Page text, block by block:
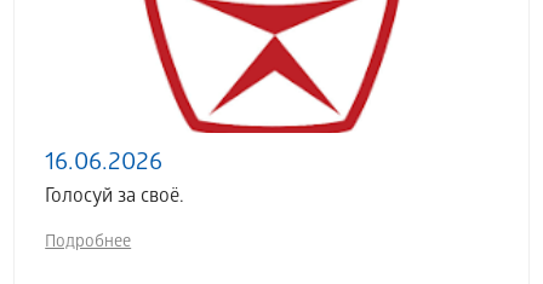
16.06.2026
Голосуй за своё.
Подробнее